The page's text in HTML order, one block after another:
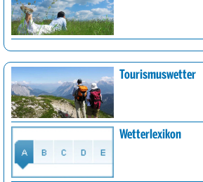
Tourismuswetter
Wetterlexikon